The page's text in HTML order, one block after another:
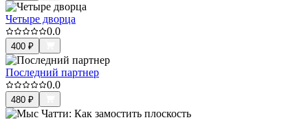
Четыре дворца
0.0
400 ₽
Последний партнер
0.0
480 ₽